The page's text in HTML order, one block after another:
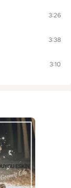
3:26
3:38
3:10